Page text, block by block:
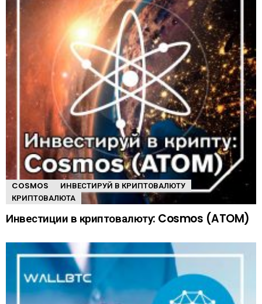
COSMOS
ИНВЕСТИРУЙ В КРИПТОВАЛЮТУ
КРИПТОВАЛЮТА
Инвестиции в криптовалюту: Cosmos (ATOM)